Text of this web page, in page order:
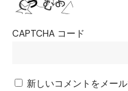
CAPTCHA コード
新しいコメントをメー